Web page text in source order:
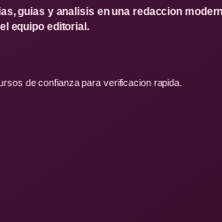
guias y analisis en una redaccion
equipo editorial.
de confianza para verificacion rapida.